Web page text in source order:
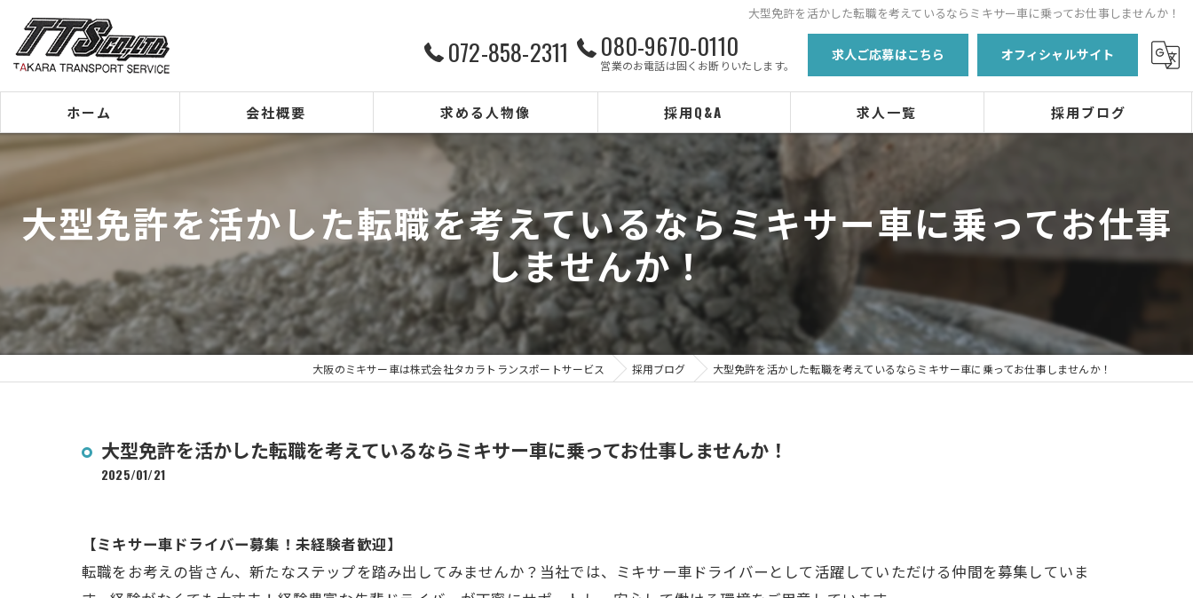
大型免許を活かした転職を考えているならミキサー車に乗ってお仕事しませんか！
072-858-2311 080-9670-0110
営業のお電話は固くお断りいたします。
求人ご応募はこちら オフィシャルサイト
ホーム 会社概要
ビジョン
事業案内
求める人物像 採用Q&A 求人一覧 採用ブログ
大型免許を活かした転職を考えているならミキサー車に乗ってお仕事
しませんか！
大阪のミキサー車は株式会社タカラトランスポートサービス 採用ブログ 大型免許を活かした転職を考えているならミキサー車に乗ってお仕事しませんか！
大型免許を活かした転職を考えているならミキサー車に乗ってお仕事しませんか！
2025/01/21
【ミキサー車ドライバー募集！未経験者歓迎】
転職をお考えの皆さん、新たなステップを踏み出してみませんか？当社では、ミキサー車ドライバーとして活躍していただける仲間を募集していま